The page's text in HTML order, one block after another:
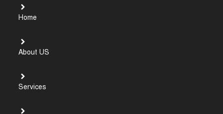
Home
About US
Services